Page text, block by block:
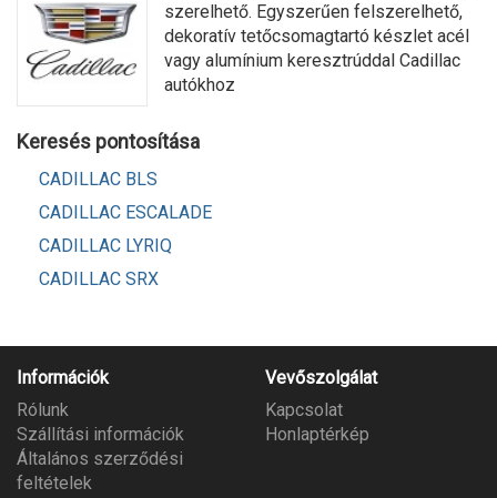
szerelhető. Egyszerűen felszerelhető,
dekoratív tetőcsomagtartó készlet acél
vagy alumínium keresztrúddal Cadillac
autókhoz
Keresés pontosítása
CADILLAC BLS
CADILLAC ESCALADE
CADILLAC LYRIQ
CADILLAC SRX
Információk
Rólunk
Szállítási információk
Általános szerződési
feltételek
Vevőszolgálat
Kapcsolat
Honlaptérkép